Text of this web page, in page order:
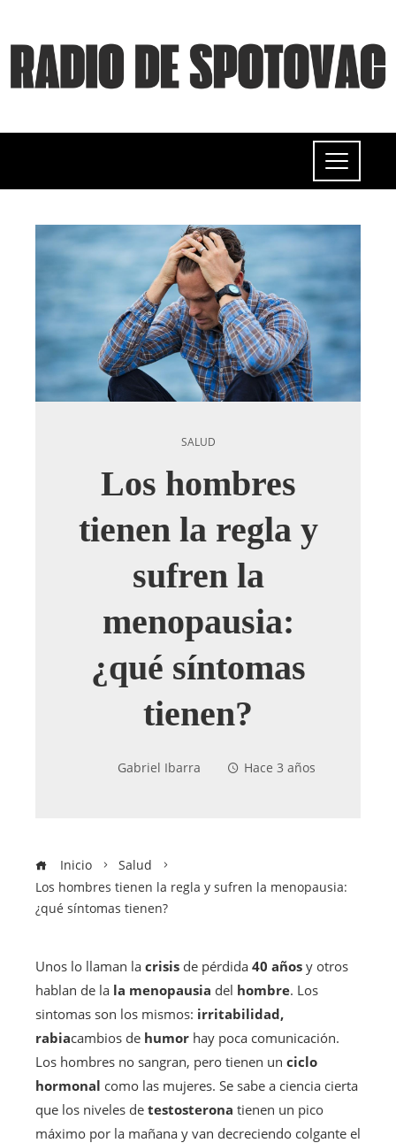
SALUD
Los hombres
tienen la regla y
sufren la
menopausia:
¿qué síntomas
tienen?
Gabriel Ibarra Hace 3 años
Inicio
Salud
Los hombres tienen la regla y sufren la menopausia:
¿qué síntomas tienen?
Unos lo llaman la crisis de pérdida 40 años y otros
hablan de la la menopausia del hombre. Los
sintomas son los mismos: irritabilidad,
rabiacambios de humor hay poca comunicación.
Los hombres no sangran, pero tienen un ciclo
hormonal como las mujeres. Se sabe a ciencia cierta
que los niveles de testosterona tienen un pico
máximo por la mañana y van decreciendo colgante el